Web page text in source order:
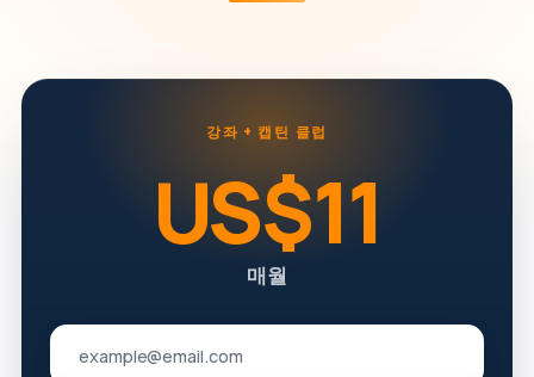
강좌 + 캡틴 클럽
US$11
매월